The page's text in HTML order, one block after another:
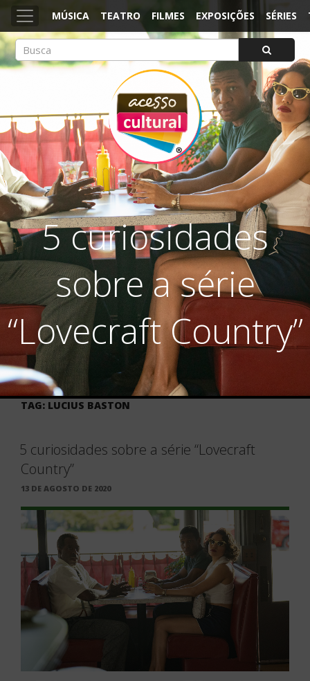
MÚSICA TEATRO FILMES EXPOSIÇÕES SÉRIES
ACESSO CULTURAL
Arte, Cultura Pop e Entretenimento
5 curiosidades
sobre a série
“Lovecraft Country”
TAG: LUCIUS BASTON
5 curiosidades sobre a série “Lovecraft
Country”
PUBLICADO
13 DE AGOSTO DE 2020